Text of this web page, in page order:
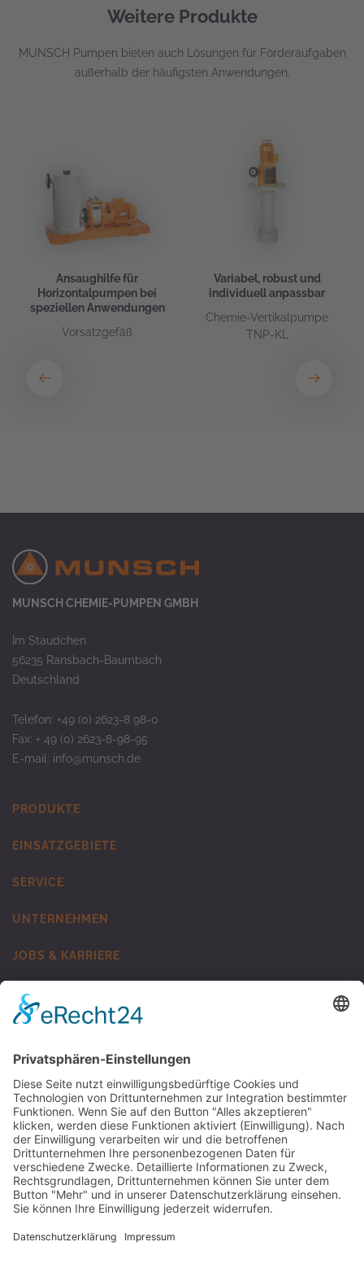
Weitere Produkte
MUNSCH Pumpen bieten auch Lösungen für Förderaufgaben
außerhalb der häufigsten Anwendungen.
Ansaughilfe für
Horizontalpumpen bei
speziellen Anwendungen
Vorsatzgefäß
Variabel, robust und
individuell anpassbar
Chemie-Vertikalpumpe
TNP-KL
MUNSCH CHEMIE-PUMPEN GMBH
Im Staudchen
56235 Ransbach-Baumbach
Deutschland
Telefon: +49 (0) 2623-8 98-0
Fax: + 49 (0) 2623-8-98-95
E-mail: info@munsch.de
PRODUKTE
EINSATZGEBIETE
SERVICE
UNTERNEHMEN
JOBS & KARRIERE
KONTAKT
MUNSCH Kunststoff-Schweisstechnik
ZU MUNSCH KST